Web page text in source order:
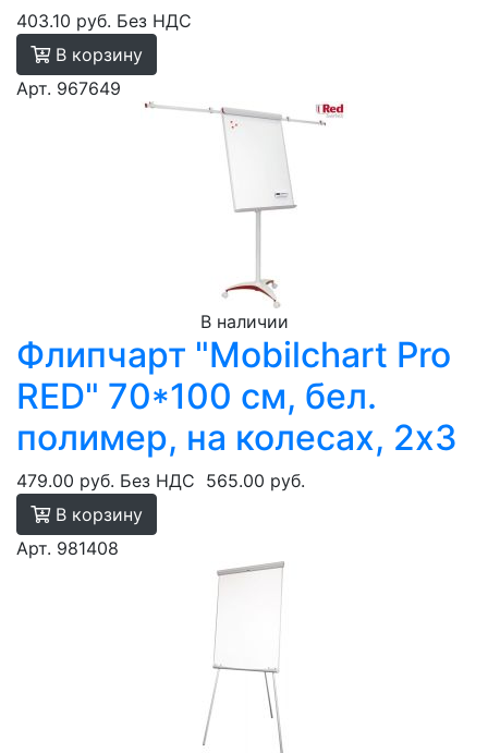
403.10 руб. Без НДС
В корзину
Арт. 967649
В наличии
Флипчарт "Mobilchart Pro
RED" 70*100 см, бел.
полимер, на колесах, 2х3
479.00 руб. Без НДС 565.00 руб.
В корзину
Арт. 981408